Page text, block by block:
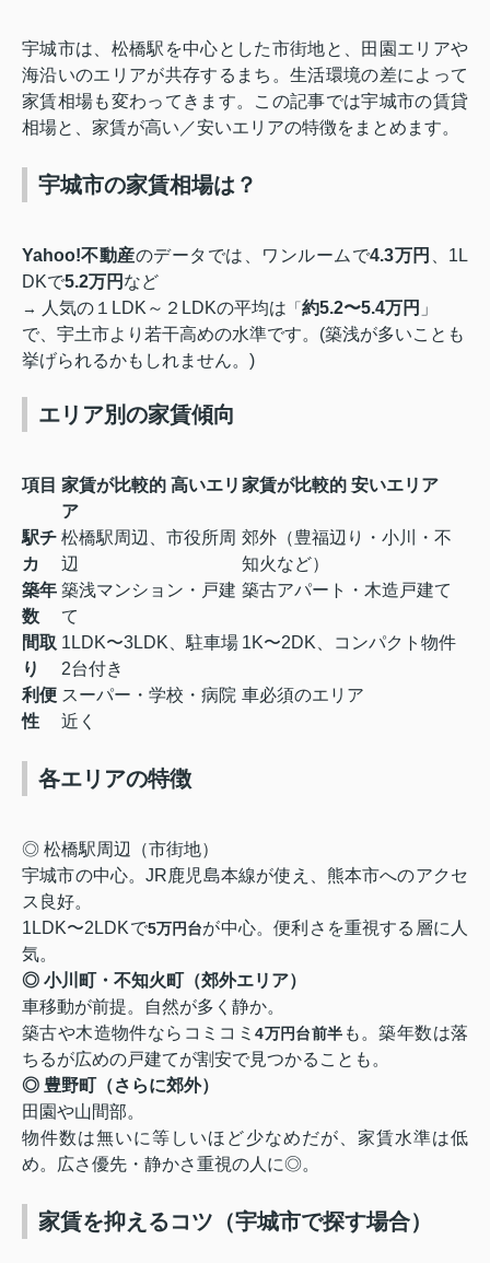
宇城市は、松橋駅を中心とした市街地と、田園エリアや
海沿いのエリアが共存するまち。生活環境の差によって
家賃相場も変わってきます。この記事では宇城市の賃貸
相場と、家賃が高い／安いエリアの特徴をまとめます。
宇城市の家賃相場は？
Yahoo!不動産のデータでは、ワンルームで4.3万円
、1L
DKで5.2万円 など
→ 人気の１LDK～２LDKの平均は 「約5.2〜5.4万円 」
で、宇土市より若干高めの水準です。(築浅が多いことも
挙げられるかもしれません。)
エリア別の家賃傾向
項目 家賃が比較的 高いエリ
ア
家賃が比較的 安いエリア
駅チ
カ
松橋駅周辺、市役所周
辺
郊外（豊福辺り・小川・不
知火など）
築年
数
築浅マンション・戸建
て
築古アパート・木造戸建て
間取
り
1LDK〜3LDK、駐車場
2台付き
1K〜2DK、コンパクト物件
利便
性
スーパー・学校・病院
近く
車必須のエリア
各エリアの特徴
◎ 松橋駅周辺（市街地）
宇城市の中心。JR鹿児島本線が使え、熊本市へのアクセ
ス良好。
1LDK〜2LDKで5万円台が中心。便利さを重視する層に人
気。
◎ 小川町・不知火町（郊外エリア）
車移動が前提。自然が多く静か。
築古や木造物件ならコミコミ4万円台前半 も。築年数は落
ちるが広めの戸建てが割安で見つかることも。
◎ 豊野町（さらに郊外）
田園や山間部。
物件数は無いに等しいほど少なめだが、家賃水準は低
め。広さ優先・静かさ重視の人に◎。
家賃を抑えるコツ（宇城市で探す場合）